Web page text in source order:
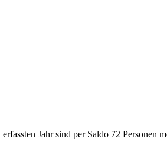
Jahr sind per Saldo 72 Personen